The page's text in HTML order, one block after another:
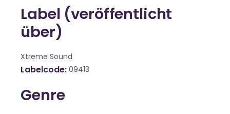
Label (veröffentlicht
über)
Xtreme Sound
Labelcode 09413
Genre